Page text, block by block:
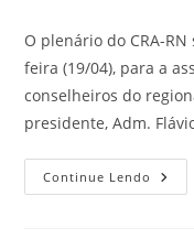
O plenário do CRA-
feira (19/04), para a
conselheiros do
presidente, Adm.
Continue Lendo
Define